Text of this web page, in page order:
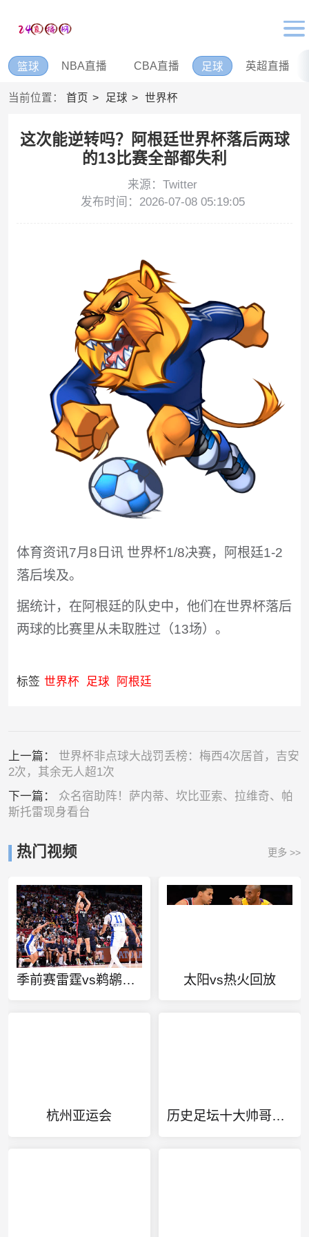
篮球 NBA直播 CBA直播 足球 英超直播
当前位置： 首页 足球 世界杯
这次能逆转吗？阿根廷世界杯落后两球
的13比赛全部都失利
来源：Twitter
发布时间：2026-07-08 05:19:05
体育资讯7月8日讯 世界杯1/8决赛，阿根廷1-2
落后埃及。
据统计，在阿根廷的队史中，他们在世界杯落后
两球的比赛里从未取胜过（13场）。
标签 世界杯 足球 阿根廷
上一篇： 世界杯非点球大战罚丢榜：梅西4次居首，吉安
2次，其余无人超1次
下一篇： 众名宿助阵！萨内蒂、坎比亚索、拉维奇、帕
斯托雷现身看台
热门视频 更多 >>
季前赛雷霆vs鹈鹕录像 太阳vs热火回放
杭州亚运会 历史足坛十大帅哥颜值